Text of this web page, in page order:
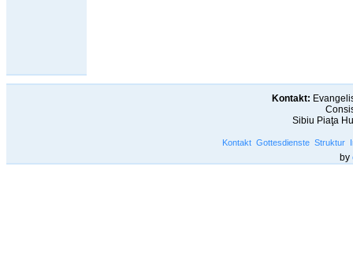
Kontakt:
Sibiu Piaţa
Kontakt Gottesdienste Struktur
by